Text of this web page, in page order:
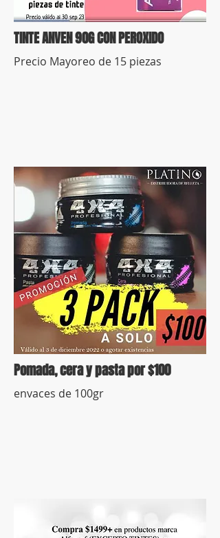
TINTE ANVEN 90G CON PEROXIDO
Precio Mayoreo de 15 piezas
Pomada, cera y pasta por $100
envaces de 100gr